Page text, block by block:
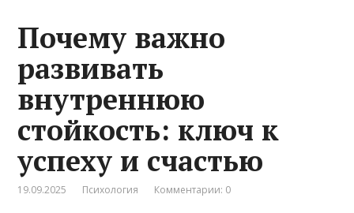
Почему важно
развивать
внутреннюю
стойкость: ключ к
успеху и счастью
19.09.2025 Психология Комментарии: 0